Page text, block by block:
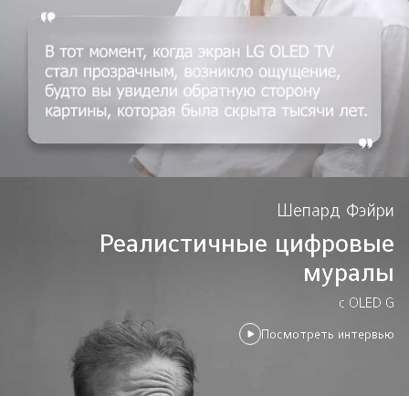
Шепард Фэйри
Реалистичные цифровые
муралы
с OLED G
Посмотреть интервью